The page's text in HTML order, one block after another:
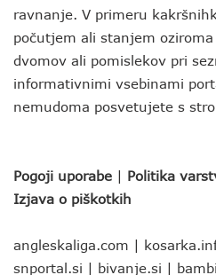
ravnanje. V primeru
počutjem ali stanjem
dvomov ali pomislekov pri
informativnimi vsebinami
nemudoma posvetujete s
Pogoji uporabe | Politika
Izjava o piškotkih
angleskaliga.com |
snportal.si | bivanje.si |